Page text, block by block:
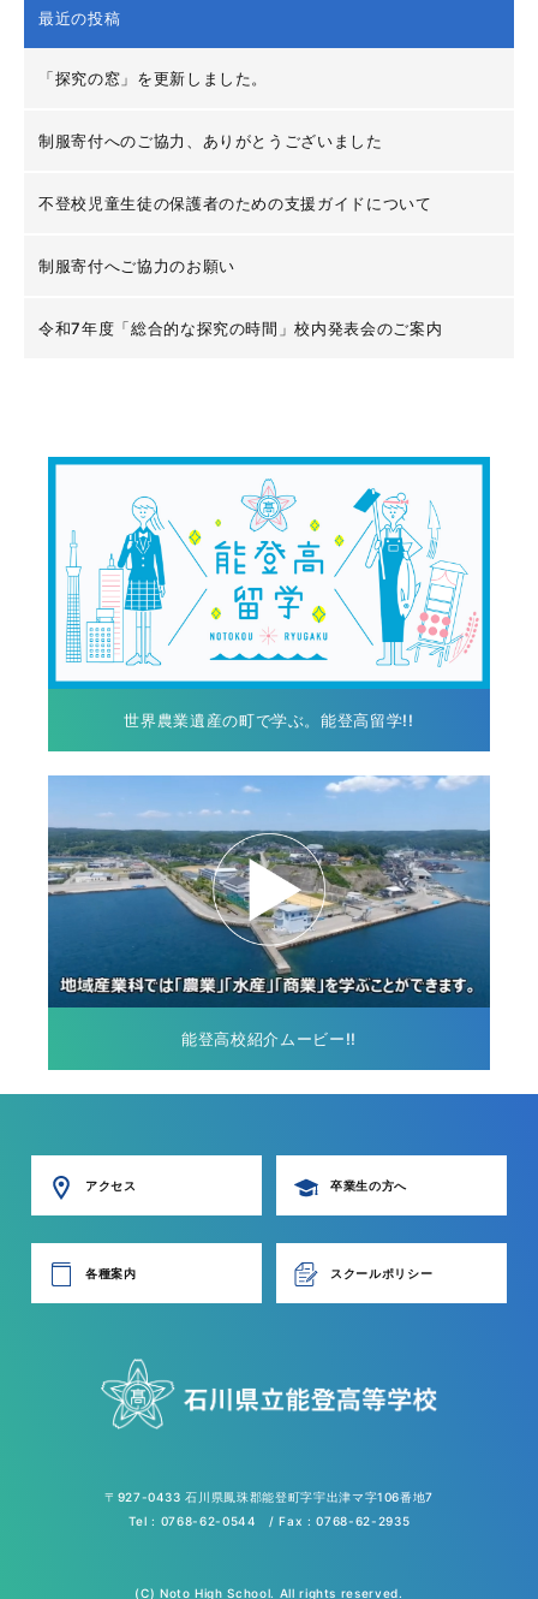
最近の投稿
「探究の窓」を更新しました。
制服寄付へのご協力、ありがとうございました
不登校児童生徒の保護者のための支援ガイドについて
制服寄付へご協力のお願い
令和7年度「総合的な探究の時間」校内発表会のご案内
世界農業遺産の町で学ぶ。能登高留学!!
能登高校紹介ムービー!!
アクセス 卒業生の方へ
各種案内 スクールポリシー
〒927-0433 石川県鳳珠郡能登町字宇出津マ字106番地7
Tel : 0768-62-0544 / Fax : 0768-62-2935
(C) Noto High School. All rights reserved.